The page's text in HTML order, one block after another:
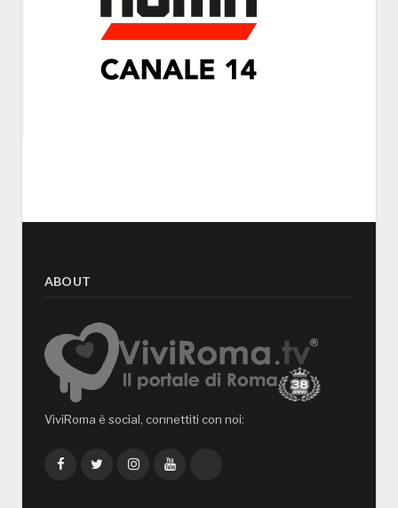
ABOUT
ViviRoma è social, connettiti con noi:
FacebookTwitterInstagramYouTube